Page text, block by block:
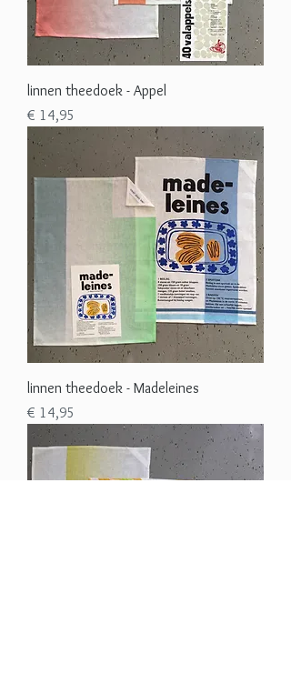
linnen theedoek - Appel
Prijs
€ 14,95
linnen theedoek - Madeleines
Prijs
€ 14,95